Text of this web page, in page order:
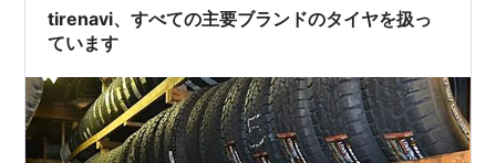
関するQ&A 熊本市東区で依頼できる弁護士事務所まず
は、熊本県熊本市東区の弁護士事務所を…
tirenavi、すべての主要ブランドのタイヤを扱っ
ています